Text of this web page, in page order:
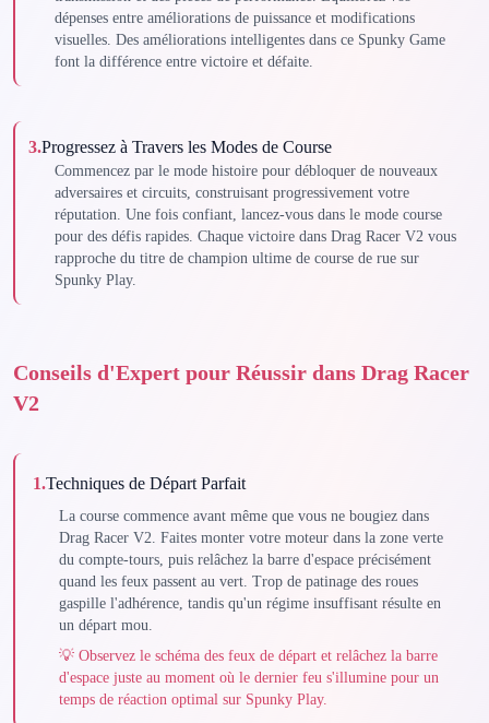
dépenses entre améliorations de puissance et modifications
visuelles. Des améliorations intelligentes dans ce Spunky Game
font la différence entre victoire et défaite.
3.Progressez à Travers les Modes de Course
Commencez par le mode histoire pour débloquer de nouveaux
adversaires et circuits, construisant progressivement votre
réputation. Une fois confiant, lancez-vous dans le mode course
pour des défis rapides. Chaque victoire dans Drag Racer V2 vous
rapproche du titre de champion ultime de course de rue sur
Spunky Play.
Conseils d'Expert pour Réussir dans Drag Racer
V2
1.Techniques de Départ Parfait
La course commence avant même que vous ne bougiez dans
Drag Racer V2. Faites monter votre moteur dans la zone verte
du compte-tours, puis relâchez la barre d'espace précisément
quand les feux passent au vert. Trop de patinage des roues
gaspille l'adhérence, tandis qu'un régime insuffisant résulte en
un départ mou.
💡 Observez le schéma des feux de départ et relâchez la barre
d'espace juste au moment où le dernier feu s'illumine pour un
temps de réaction optimal sur Spunky Play.